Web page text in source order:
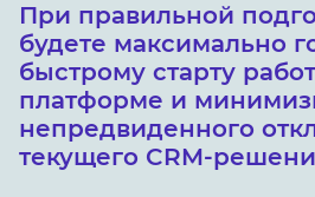
При правильной
будете максимально
быстрому старту
платформе и
непредвиденного
текущего CRM-